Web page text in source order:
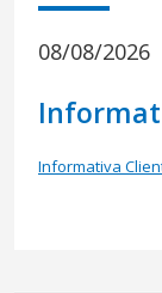
08/08/2026
Informativa